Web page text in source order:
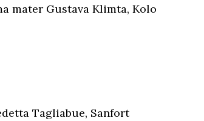
mater Gustava Klimta, Kolo
Tagliabue, Sanfort